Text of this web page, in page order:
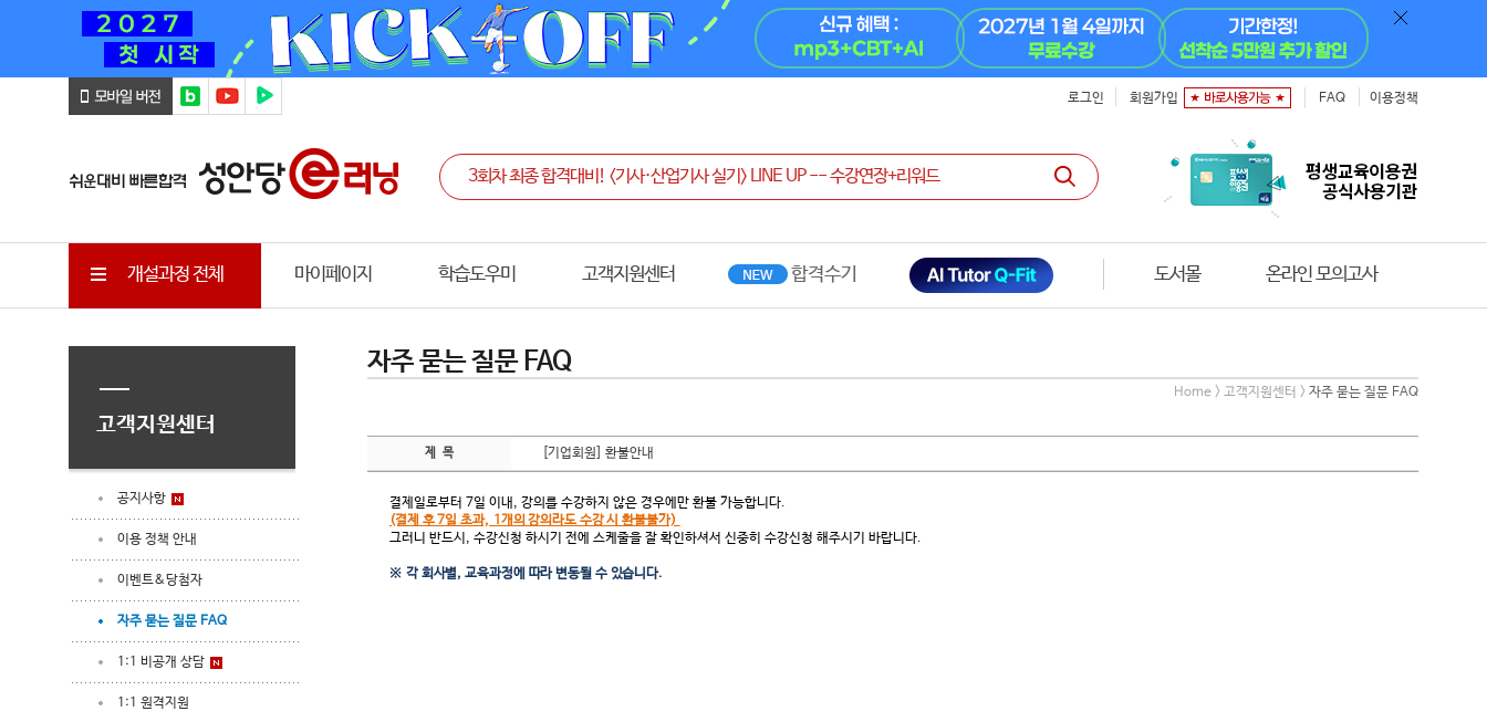
로그인 회원가입 FAQ 이용정책
개설과정 전체 마이페이지 학습도우미 고객지원센터 도서몰 온라인 모의고사
고객지원센터
공지사항
이용 정책 안내
이벤트&당첨자
자주 묻는 질문 FAQ
1:1 비공개 상담
1:1 원격지원
자주 묻는 질문 FAQ
Home > 고객지원센터 > 자주 묻는 질문 FAQ
제 목 [기업회원] 환불안내
결제일로부터 7일 이내, 강의를 수강하지 않은 경우에만 환불 가능합니다.
(결제 후 7일 초과, 1개의 강의라도 수강 시 환불불가)
그러니 반드시, 수강신청 하시기 전에 스케줄을 잘 확인하셔서 신중히 수강신청 해주시기 바랍니다.
※ 각 회사별, 교육과정에 따라 변동될 수 있습니다.